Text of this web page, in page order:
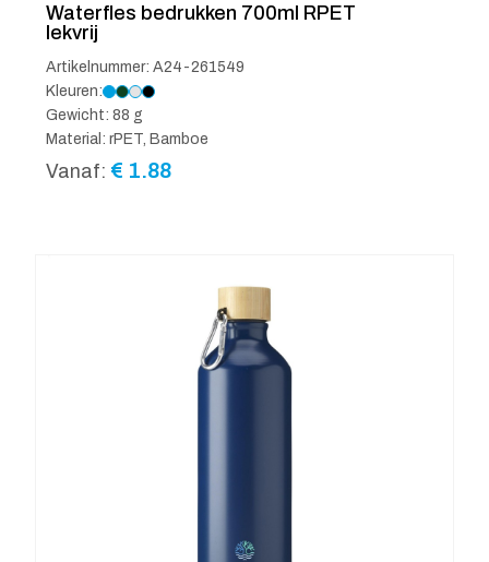
Waterfles bedrukken 700ml RPET
lekvrij
Artikelnummer: A24-261549
Kleuren:
Gewicht: 88 g
Material: rPET, Bamboe
Vanaf: € 1.88